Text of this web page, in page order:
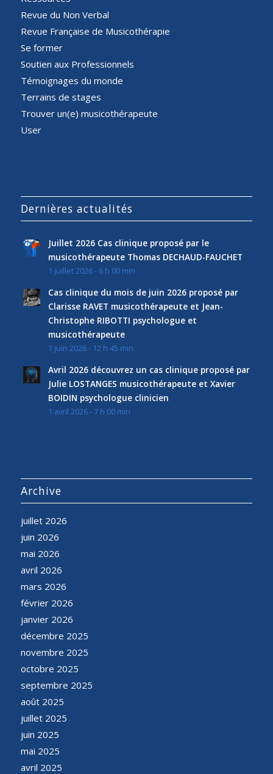
Revue du Non Verbal
Revue Française de Musicothérapie
Se former
Soutien aux Professionnels
Témoignages du monde
Terrains de stages
Trouver un(e) musicothérapeute
User
Dernières actualités
Juillet 2026 Cas clinique proposé par le
musicothérapeute Thomas DECHAUD-FAUCHET
1 juillet 2026 - 6 h 00 min
Cas clinique du mois de juin 2026 proposé par
Clarisse RAVET musicothérapeute et Jean-
Christophe RIBOTTI psychologue et
musicothérapeute
1 juin 2026 - 12 h 45 min
Avril 2026 découvrez un cas clinique proposé par
Julie LOSTANGES musicothérapeute et Xavier
BOIDIN psychologue clinicien
1 avril 2026 - 7 h 00 min
Archive
juillet 2026
juin 2026
mai 2026
avril 2026
mars 2026
février 2026
janvier 2026
décembre 2025
novembre 2025
octobre 2025
septembre 2025
août 2025
juillet 2025
juin 2025
mai 2025
avril 2025